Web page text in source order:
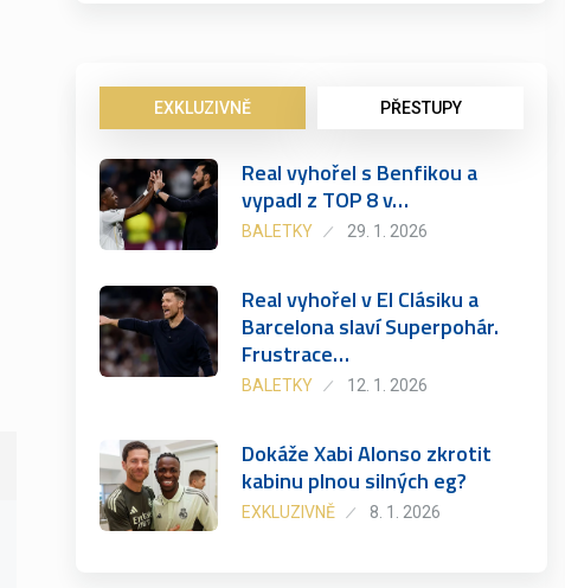
EXKLUZIVNĚ PŘESTUPY
Real vyhořel s Benfikou a
vypadl z TOP 8 v…
BALETKY 29. 1. 2026
Real vyhořel v El Clásiku a
Barcelona slaví Superpohár.
Frustrace…
BALETKY 12. 1. 2026
Dokáže Xabi Alonso zkrotit
kabinu plnou silných eg?
EXKLUZIVNĚ 8. 1. 2026